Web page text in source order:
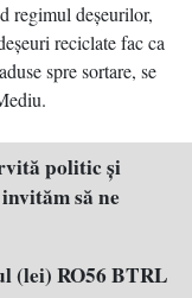
regimul deşeurilor,
reciclate fac ca
spre sortare, se
politic şi
să ne
(lei) RO56 BTRL